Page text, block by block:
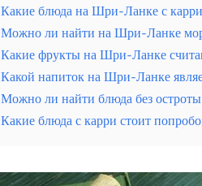
Какие блюда на Шри-Ланке с карри
Можно ли найти на Шри-Ланке
Какие фрукты на Шри-Ланке
Какой напиток на Шри-Ланке
Можно ли найти блюда без
Какие блюда с карри стоит